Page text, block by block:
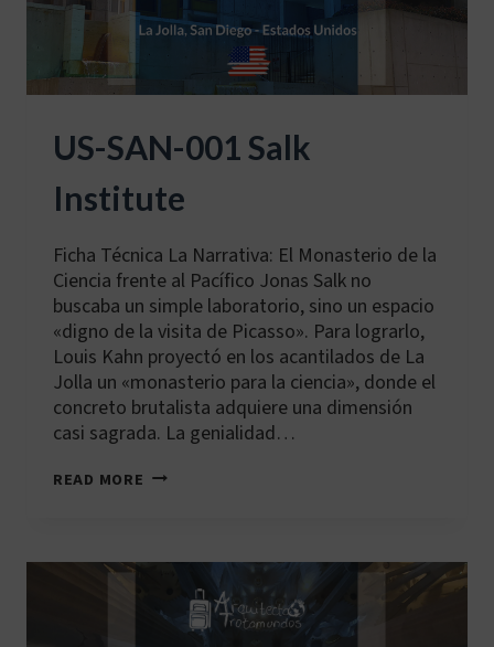
US-SAN-001 Salk
Institute
Ficha Técnica La Narrativa: El Monasterio de la
Ciencia frente al Pacífico Jonas Salk no
buscaba un simple laboratorio, sino un espacio
«digno de la visita de Picasso». Para lograrlo,
Louis Kahn proyectó en los acantilados de La
Jolla un «monasterio para la ciencia», donde el
concreto brutalista adquiere una dimensión
casi sagrada. La genialidad…
READ MORE US-